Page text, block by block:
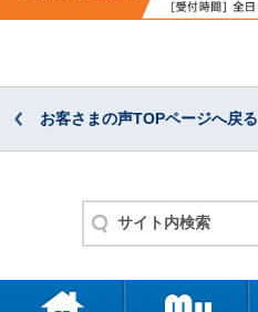
お客さまの声TOPページへ戻る